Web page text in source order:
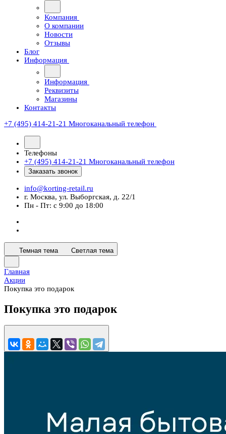
Компания
О компании
Новости
Отзывы
Блог
Информация
Информация
Реквизиты
Магазины
Контакты
+7 (495) 414-21-21 Многоканальный телефон
Телефоны
+7 (495) 414-21-21 Многоканальный телефон
Заказать звонок
info@korting-retail.ru
г. Москва, ул. Выборгская, д. 22/1
Пн - Пт: с 9:00 до 18:00
Темная тема Светлая тема
Главная
Акции
Покупка это подарок
Покупка это подарок